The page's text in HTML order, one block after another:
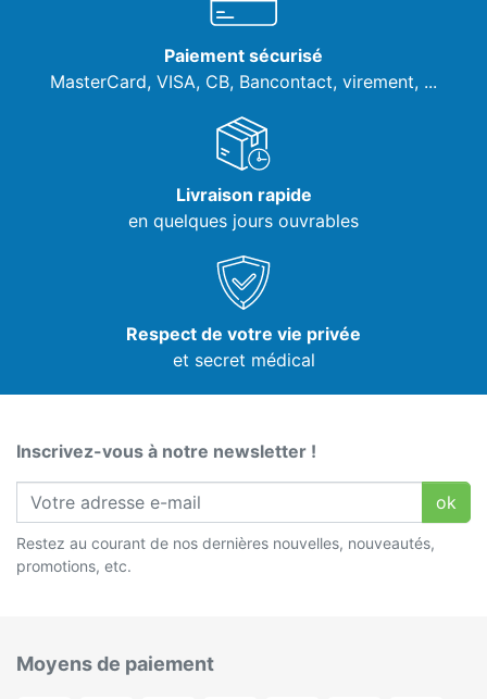
Paiement sécurisé
MasterCard, VISA, CB, Bancontact, virement, ...
Livraison rapide
en quelques jours ouvrables
Respect de votre vie privée
et secret médical
Inscrivez-vous à notre newsletter !
ok
Restez au courant de nos dernières nouvelles, nouveautés,
promotions, etc.
Moyens de paiement